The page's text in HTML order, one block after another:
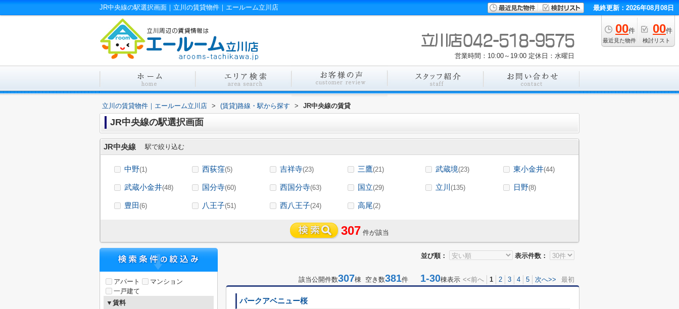
JR中央線の駅選択画面｜立川の賃貸物件｜エールーム立川店 最終更新：2026年08月08日
00件
最近見た物件
00件
検討リスト
営業時間：10:00～19:00 定休日：水曜日
立川の賃貸物件｜エールーム立川店 > (賃貸)路線・駅から探す > JR中央線の賃貸
JR中央線の駅選択画面
JR中央線 駅で絞り込む
中野(1) 西荻窪(5) 吉祥寺(23) 三鷹(21) 武蔵境(23) 東小金井(44)
武蔵小金井(48) 国分寺(60) 西国分寺(63) 国立(29) 立川 (135) 日野(8)
豊田(6) 八王子(51) 西八王子(24) 高尾(2)
307 件が該当
並び順： 表示件数：
該当公開件数307棟 空き数381件 1-30棟表示 <<前へ 1 2 3 4 5 次へ>> 最初
パークアベニュー桜
アパート
マンション
一戸建て
▼賃料